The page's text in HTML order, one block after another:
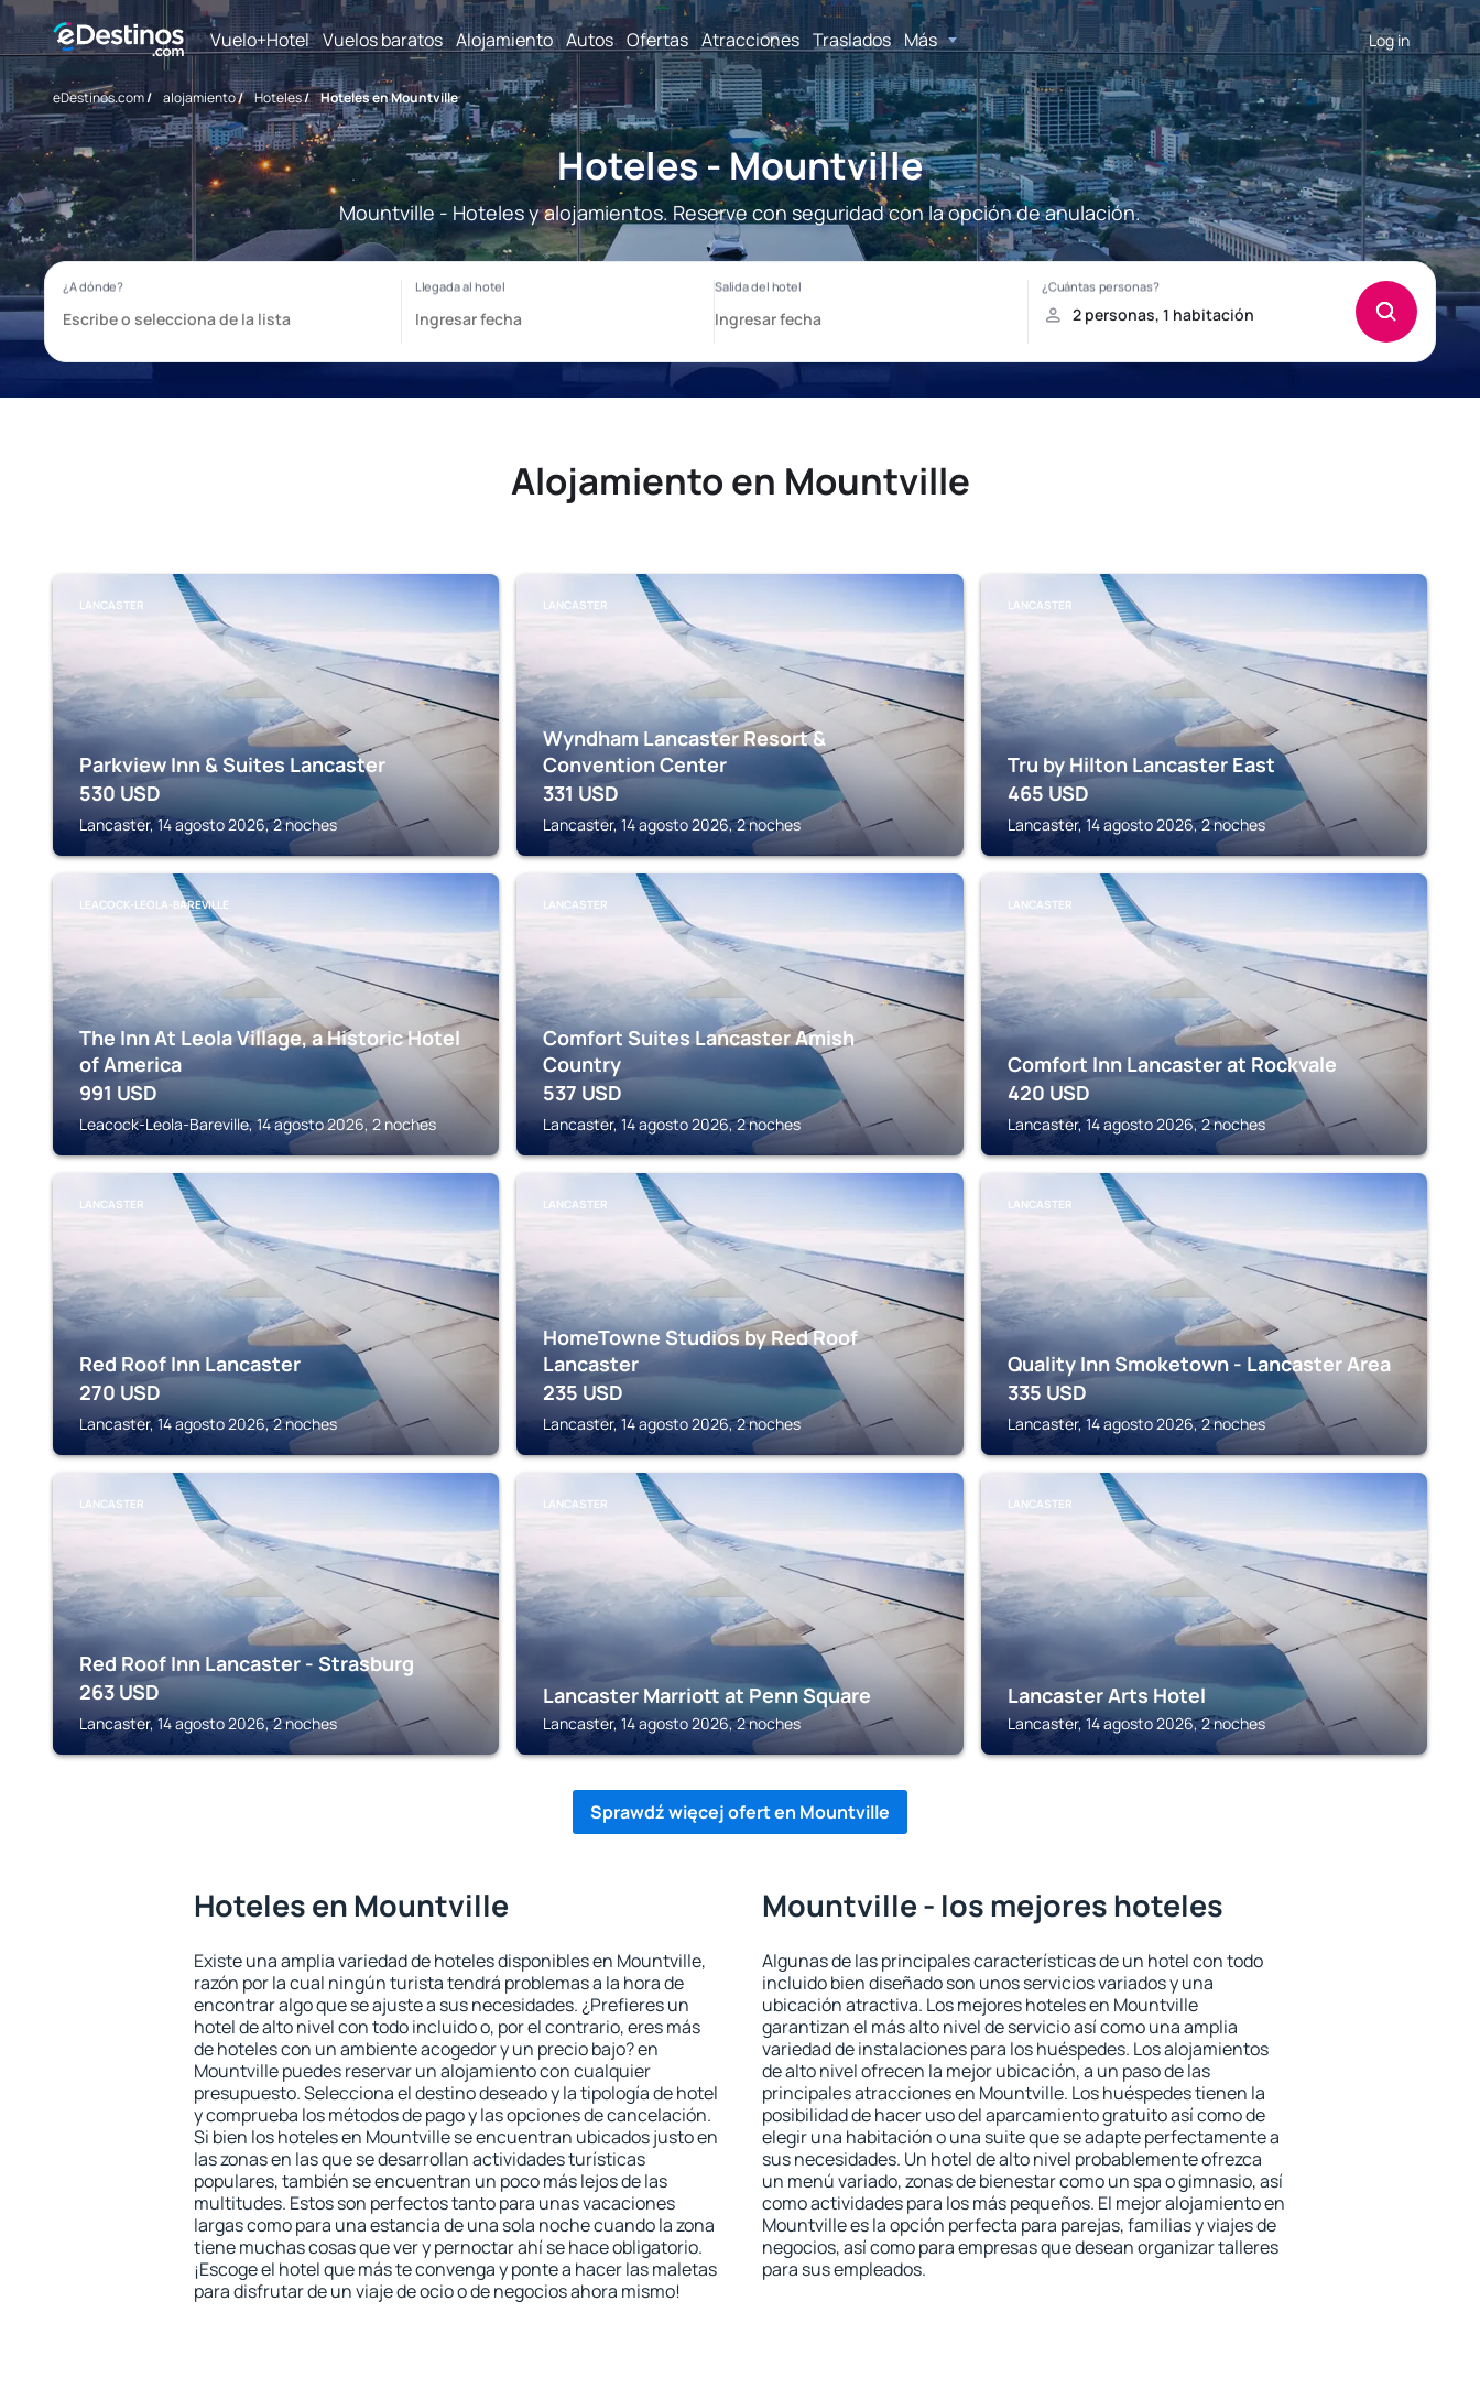
Vuelo+Hotel Vuelos baratos Alojamiento Autos Ofertas Atracciones Traslados Más Log in
eDestinos.com/ alojamiento/ Hoteles/ Hoteles en Mountville
Hoteles - Mountville
Mountville - Hoteles y alojamientos. Reserve con seguridad con la opción de anulación.
Alojamiento en Mountville
LANCASTER
Parkview Inn & Suites Lancaster
530 USD
Lancaster, 14 agosto 2026, 2 noches
LANCASTER
Wyndham Lancaster Resort &
Convention Center
331 USD
Lancaster, 14 agosto 2026, 2 noches
LANCASTER
Tru by Hilton Lancaster East
465 USD
Lancaster, 14 agosto 2026, 2 noches
LEACOCK-LEOLA-BAREVILLE
The Inn At Leola Village, a Historic Hotel
of America
991 USD
Leacock-Leola-Bareville, 14 agosto 2026, 2 noches
LANCASTER
Comfort Suites Lancaster Amish
Country
537 USD
Lancaster, 14 agosto 2026, 2 noches
LANCASTER
Comfort Inn Lancaster at Rockvale
420 USD
Lancaster, 14 agosto 2026, 2 noches
LANCASTER
Red Roof Inn Lancaster
270 USD
Lancaster, 14 agosto 2026, 2 noches
LANCASTER
HomeTowne Studios by Red Roof
Lancaster
235 USD
Lancaster, 14 agosto 2026, 2 noches
LANCASTER
Quality Inn Smoketown - Lancaster Area
335 USD
Lancaster, 14 agosto 2026, 2 noches
LANCASTER
Red Roof Inn Lancaster - Strasburg
263 USD
Lancaster, 14 agosto 2026, 2 noches
LANCASTER
Lancaster Marriott at Penn Square
Lancaster, 14 agosto 2026, 2 noches
LANCASTER
Lancaster Arts Hotel
Lancaster, 14 agosto 2026, 2 noches
Sprawdź więcej ofert en Mountville
Hoteles en Mountville
Existe una amplia variedad de hoteles disponibles en Mountville,
razón por la cual ningún turista tendrá problemas a la hora de
encontrar algo que se ajuste a sus necesidades. ¿Prefieres un
hotel de alto nivel con todo incluido o, por el contrario, eres más
de hoteles con un ambiente acogedor y un precio bajo? en
Mountville puedes reservar un alojamiento con cualquier
presupuesto. Selecciona el destino deseado y la tipología de hotel
y comprueba los métodos de pago y las opciones de cancelación.
Si bien los hoteles en Mountville se encuentran ubicados justo en
las zonas en las que se desarrollan actividades turísticas
populares, también se encuentran un poco más lejos de las
multitudes. Estos son perfectos tanto para unas vacaciones
largas como para una estancia de una sola noche cuando la zona
tiene muchas cosas que ver y pernoctar ahí se hace obligatorio.
¡Escoge el hotel que más te convenga y ponte a hacer las maletas
para disfrutar de un viaje de ocio o de negocios ahora mismo!
Mountville - los mejores hoteles
Algunas de las principales características de un hotel con todo
incluido bien diseñado son unos servicios variados y una
ubicación atractiva. Los mejores hoteles en Mountville
garantizan el más alto nivel de servicio así como una amplia
variedad de instalaciones para los huéspedes. Los alojamientos
de alto nivel ofrecen la mejor ubicación, a un paso de las
principales atracciones en Mountville. Los huéspedes tienen la
posibilidad de hacer uso del aparcamiento gratuito así como de
elegir una habitación o una suite que se adapte perfectamente a
sus necesidades. Un hotel de alto nivel probablemente ofrezca
un menú variado, zonas de bienestar como un spa o gimnasio, así
como actividades para los más pequeños. El mejor alojamiento en
Mountville es la opción perfecta para parejas, familias y viajes de
negocios, así como para empresas que desean organizar talleres
para sus empleados.